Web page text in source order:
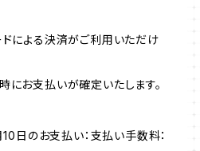
ドによる決済がご利用いただけ
にお支払いが確定いたします。
日のお支払い：支払い手数料：